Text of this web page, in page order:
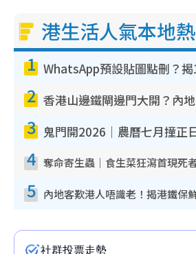
港生活人氣本地
1
2
3
4
5